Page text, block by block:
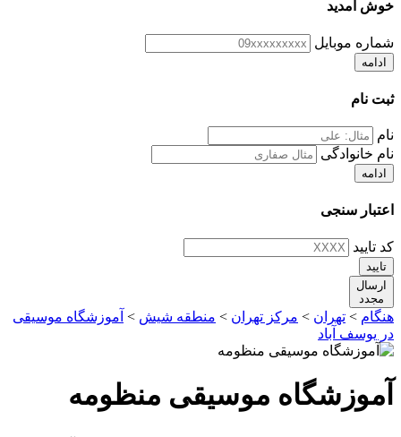
خوش آمدید
شماره موبایل
ادامه
ثبت نام
نام
نام خانوادگی
ادامه
اعتبار سنجی
کد تایید
تایید
ارسال
مجدد
هنگام > تهران > مرکز تهران > منطقه شیش > آموزشگاه موسیقی
در یوسف آباد
آموزشگاه موسیقی منظومه